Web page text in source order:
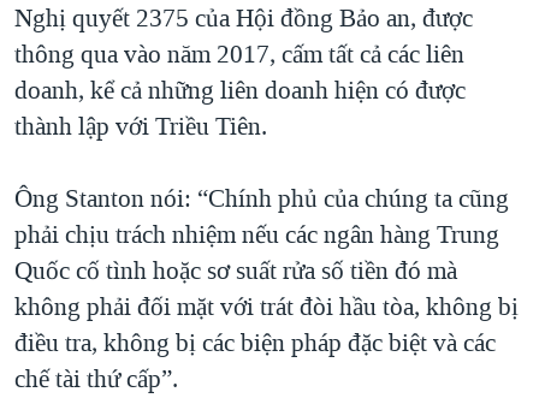
Nghị quyết 2375 của Hội đồng Bảo an, được
thông qua vào năm 2017, cấm tất cả các liên
doanh, kể cả những liên doanh hiện có được
thành lập với Triều Tiên.
Ông Stanton nói: “Chính phủ của chúng ta cũng
phải chịu trách nhiệm nếu các ngân hàng Trung
Quốc cố tình hoặc sơ suất rửa số tiền đó mà
không phải đối mặt với trát đòi hầu tòa, không bị
điều tra, không bị các biện pháp đặc biệt và các
chế tài thứ cấp”.